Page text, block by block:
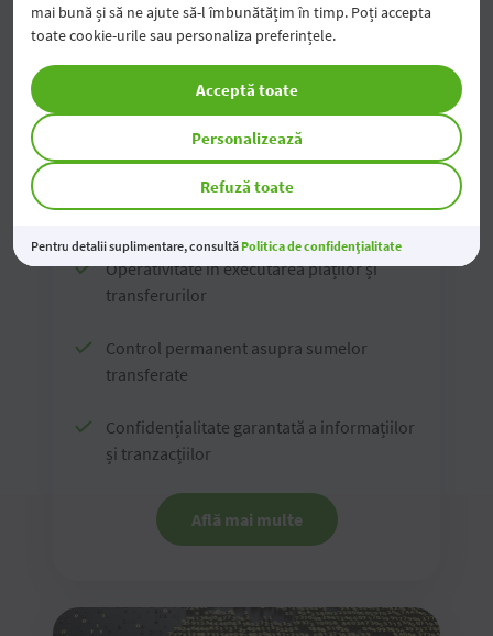
Transferuri naționale
Operativitate în executarea plăților și
transferurilor
Control permanent asupra sumelor
transferate
Confidențialitate garantată a informațiilor
și tranzacțiilor
Află mai multe
mai bună și să ne ajute să-l îmbunătățim în timp. Poți accepta
toate cookie-urile sau personaliza preferințele.
Refuză toate
Personalizează
Acceptă toate
Pentru detalii suplimentare, consultă Politica de confidențialitate